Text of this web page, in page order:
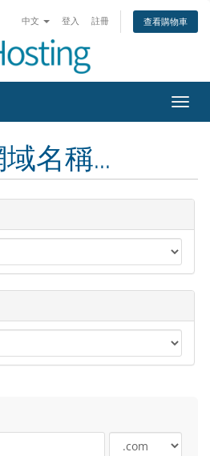
中文 登入 註冊 查看購物車
切
換
名稱...